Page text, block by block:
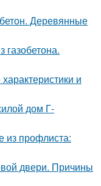
Деревянные
и
дом Г-
из профлиста:
двери. Причины